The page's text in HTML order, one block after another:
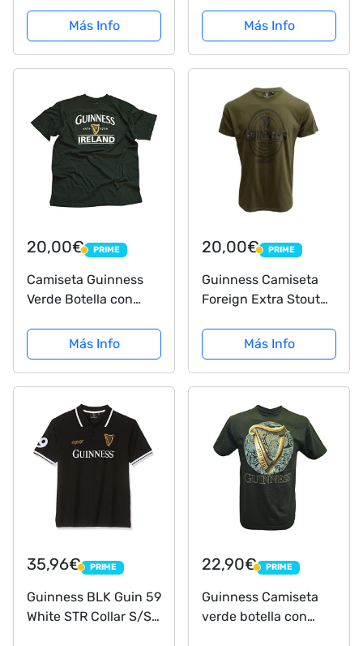
diseño de arpa
dorada - GH1171, L,
Large
Más Info
XXL) negro extra-
large
Más Info
20,00€ PRIME
PRIME
Camiseta Guinness
Verde Botella con
diseño de Arpa
Dorada, Verde, XL
Más Info
20,00€ PRIME
PRIME
Guinness Camiseta
Foreign Extra Stout
Más Info
35,96€ PRIME
PRIME
Guinness BLK Guin 59
White STR Collar S/S
22,90€ PRIME
PRIME
Guinness Camiseta
verde botella con